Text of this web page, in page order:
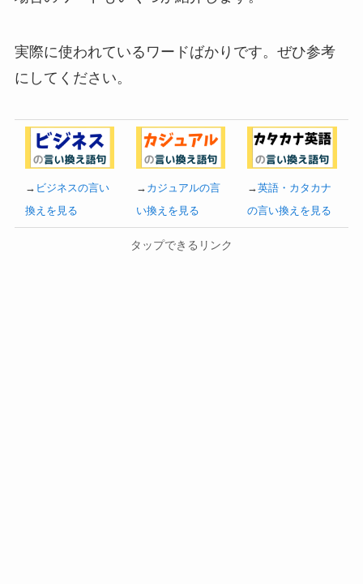
実際に使われているワードばかりです。ぜひ参考
にしてください。
→ ビジネスの言い
換えを見る
→ カジュアルの言
い換えを見る
→英語・カタカナ
の言い換えを見る
タップできるリンク